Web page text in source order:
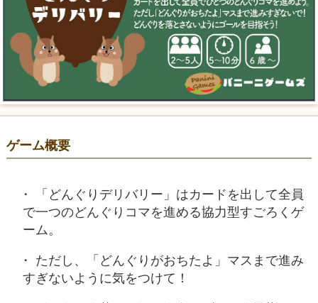
ゲーム概要
「どんぐりデリバリー」はカードを出して全員
で一つのどんぐりコマを進める協力型すごろくゲ
ーム。
ただし、「どんぐりがおちたよ」マスまで進み
すぎないように気をつけて！